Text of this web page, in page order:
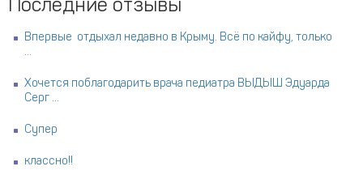
Последние отзывы
Впервые отдыхал недавно в Крыму. Всё по кайфу, только
...
Хочется поблагодарить врача педиатра ВЫДЫШ Эдуарда
Серг ...
Супер
классно!!